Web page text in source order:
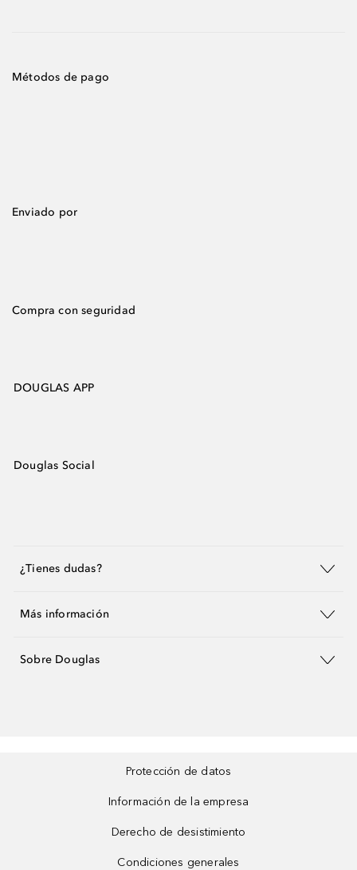
Métodos de pago
Enviado por
Compra con seguridad
DOUGLAS APP
Douglas Social
¿Tienes dudas?
Más información
Sobre Douglas
Protección de datos
Información de la empresa
Derecho de desistimiento
Condiciones generales